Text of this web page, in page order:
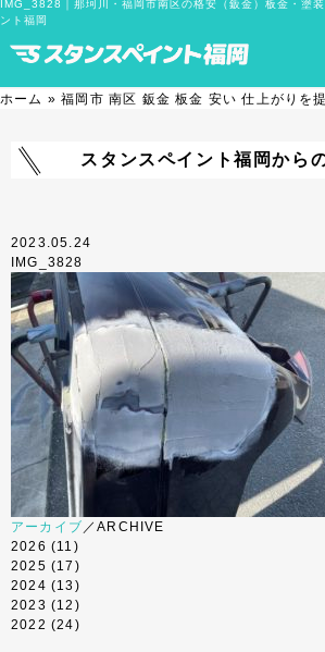
IMG_3828｜那珂川・福岡市南区の格安（鈑金）板金・塗
ント福岡
ホーム »福岡市 南区 鈑金 板金 安い 仕上がりを
スタンスペイント福岡から
2023.05.24
IMG_3828
アーカイブ ／ARCHIVE
2026 (11)
2025 (17)
2024 (13)
2023 (12)
2022 (24)